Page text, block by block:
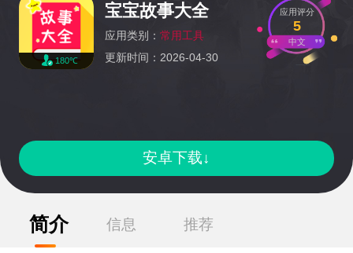
180℃
宝宝故事大全
应用类别： 常用工具
更新时间：2026-04-30
应用评分
5
中文
安卓下载↓
简介 信息 推荐